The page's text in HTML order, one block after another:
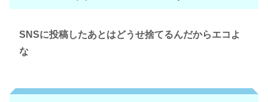
SNSに投稿したあとはどうせ捨てるんだからエコよ
な